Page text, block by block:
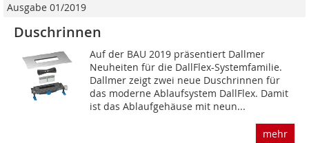
Ausgabe 01/2019
Duschrinnen
Auf der BAU 2019 präsentiert Dallmer
Neuheiten für die DallFlex-Systemfamilie.
Dallmer zeigt zwei neue Duschrinnen für
das moderne Ablaufsystem DallFlex. Damit
ist das Ablaufgehäuse mit neun...
mehr